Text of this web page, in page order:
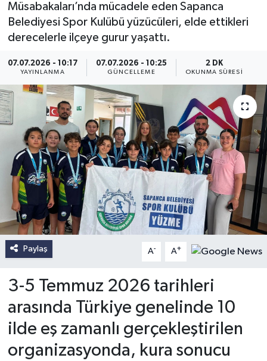
Müsabakaları’nda mücadele eden Sapanca
Belediyesi Spor Kulübü yüzücüleri, elde ettikleri
derecelerle ilçeye gurur yaşattı.
07.07.2026 - 10:17
YAYINLANMA
07.07.2026 - 10:25
GÜNCELLEME
2 DK
OKUNMA SÜRESI
Paylaş A- A+
3-5 Temmuz 2026 tarihleri
arasında Türkiye genelinde 10
ilde eş zamanlı gerçekleştirilen
organizasyonda, kura sonucu